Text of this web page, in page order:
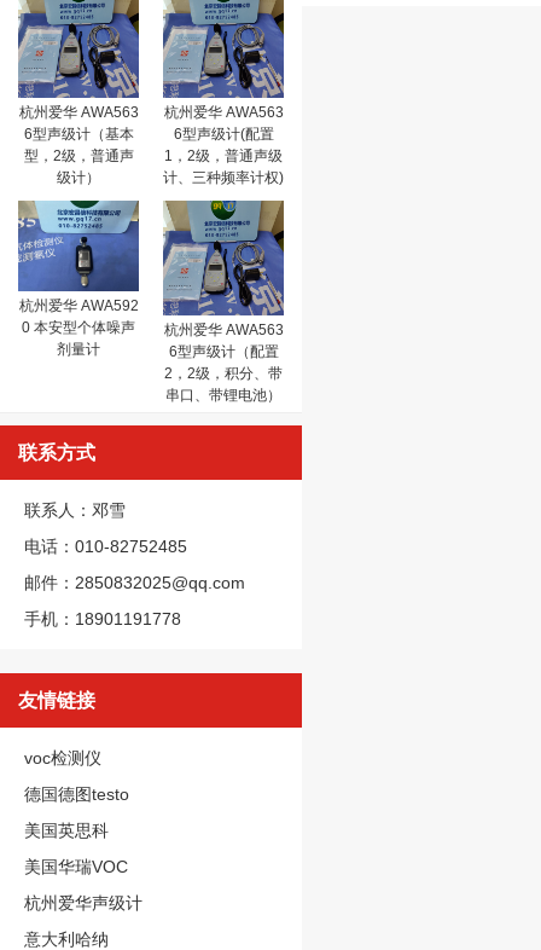
杭州爱华 AWA563
6型声级计（基本
型，2级，普通声
级计）
杭州爱华 AWA563
6型声级计(配置
1，2级，普通声级
计、三种频率计权)
杭州爱华 AWA592
0 本安型个体噪声
剂量计
杭州爱华 AWA563
6型声级计（配置
2，2级，积分、带
串口、带锂电池）
联系方式
联系人：邓雪
电话：010-82752485
邮件：2850832025@qq.com
手机：18901191778
友情链接
voc检测仪
德国德图testo
美国英思科
美国华瑞VOC
杭州爱华声级计
意大利哈纳